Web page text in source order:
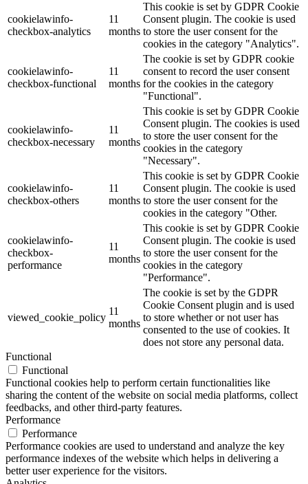
cookielawinfo-
checkbox-analytics
11
months
This cookie is set by GDPR Cookie
Consent plugin. The cookie is used
to store the user consent for the
cookies in the category "Analytics".
cookielawinfo-
checkbox-functional
11
months
The cookie is set by GDPR cookie
consent to record the user consent
for the cookies in the category
"Functional".
cookielawinfo-
checkbox-necessary
11
months
This cookie is set by GDPR Cookie
Consent plugin. The cookies is used
to store the user consent for the
cookies in the category
"Necessary".
cookielawinfo-
checkbox-others
11
months
This cookie is set by GDPR Cookie
Consent plugin. The cookie is used
to store the user consent for the
cookies in the category "Other.
cookielawinfo-
checkbox-
performance
11
months
This cookie is set by GDPR Cookie
Consent plugin. The cookie is used
to store the user consent for the
cookies in the category
"Performance".
viewed_cookie_policy
11
months
The cookie is set by the GDPR
Cookie Consent plugin and is used
to store whether or not user has
consented to the use of cookies. It
does not store any personal data.
Functional
Functional
Functional cookies help to perform certain functionalities like
sharing the content of the website on social media platforms, collect
feedbacks, and other third-party features.
Performance
Performance
Performance cookies are used to understand and analyze the key
performance indexes of the website which helps in delivering a
better user experience for the visitors.